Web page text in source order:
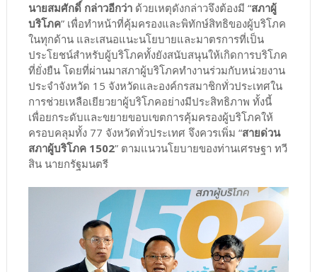
นายสมศักดิ์ กล่าวอีกว่าด้วยเหตุดังกล่าวจึงต้องมี “สภาผู้
บริโภค” เพื่อทำหน้าที่คุ้มครองและพิทักษ์สิทธิของผู้บริโภค
ในทุกด้าน และเสนอแนะนโยบายและมาตรการที่เป็น
ประโยชน์สำหรับผู้บริโภคทั้งยังสนับสนุนให้เกิดการบริโภค
ที่ยั่งยืน โดยที่ผ่านมาสภาผู้บริโภคทำงานร่วมกับหน่วยงาน
ประจำจังหวัด 15 จังหวัดและองค์กรสมาชิกทั่วประเทศใน
การช่วยเหลือเยียวยาผู้บริโภคอย่างมีประสิทธิภาพ ทั้งนี้
เพื่อยกระดับและขยายขอบเขตการคุ้มครองผู้บริโภคให้
ครอบคลุมทั้ง 77 จังหวัดทั่วประเทศ จึงควรเพิ่ม “สายด่วน
สภาผู้บริโภค 1502” ตามแนวนโยบายของท่านเศรษฐา ทวี
สิน นายกรัฐมนตรี